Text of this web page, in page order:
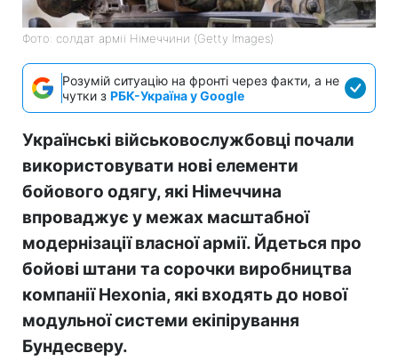
Фото: солдат армії Німеччини (Getty Images)
Розумій ситуацію на фронті через факти, а не
чутки з РБК-Україна у Google
Українські військовослужбовці почали
використовувати нові елементи
бойового одягу, які Німеччина
впроваджує у межах масштабної
модернізації власної армії. Йдеться про
бойові штани та сорочки виробництва
компанії Hexonia, які входять до нової
модульної системи екіпірування
Бундесверу.